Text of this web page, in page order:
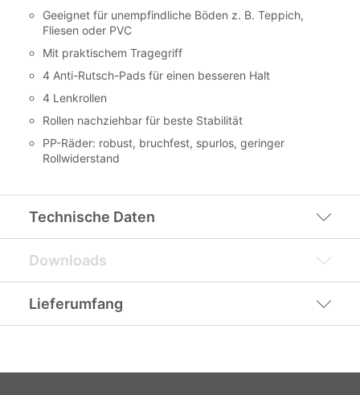
Geeignet für unempfindliche Böden z. B. Teppich,
Fliesen oder PVC
Mit praktischem Tragegriff
4 Anti-Rutsch-Pads für einen besseren Halt
4 Lenkrollen
Rollen nachziehbar für beste Stabilität
PP-Räder: robust, bruchfest, spurlos, geringer
Rollwiderstand
Technische Daten
Downloads
Lieferumfang